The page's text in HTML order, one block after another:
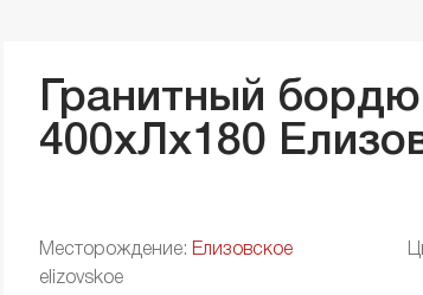
Гранитный
400xЛx180
Месторождение: Елизовское
elizovskoe